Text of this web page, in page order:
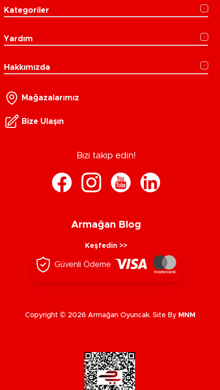
Kategoriler
Yardım
Hakkımızda
Mağazalarımız
Bize Ulaşın
Bizi takip edin!
Armağan Blog
Keşfedin >>
Güvenli Ödeme
Copyright © 2026 Armağan Oyuncak. Site By MNM